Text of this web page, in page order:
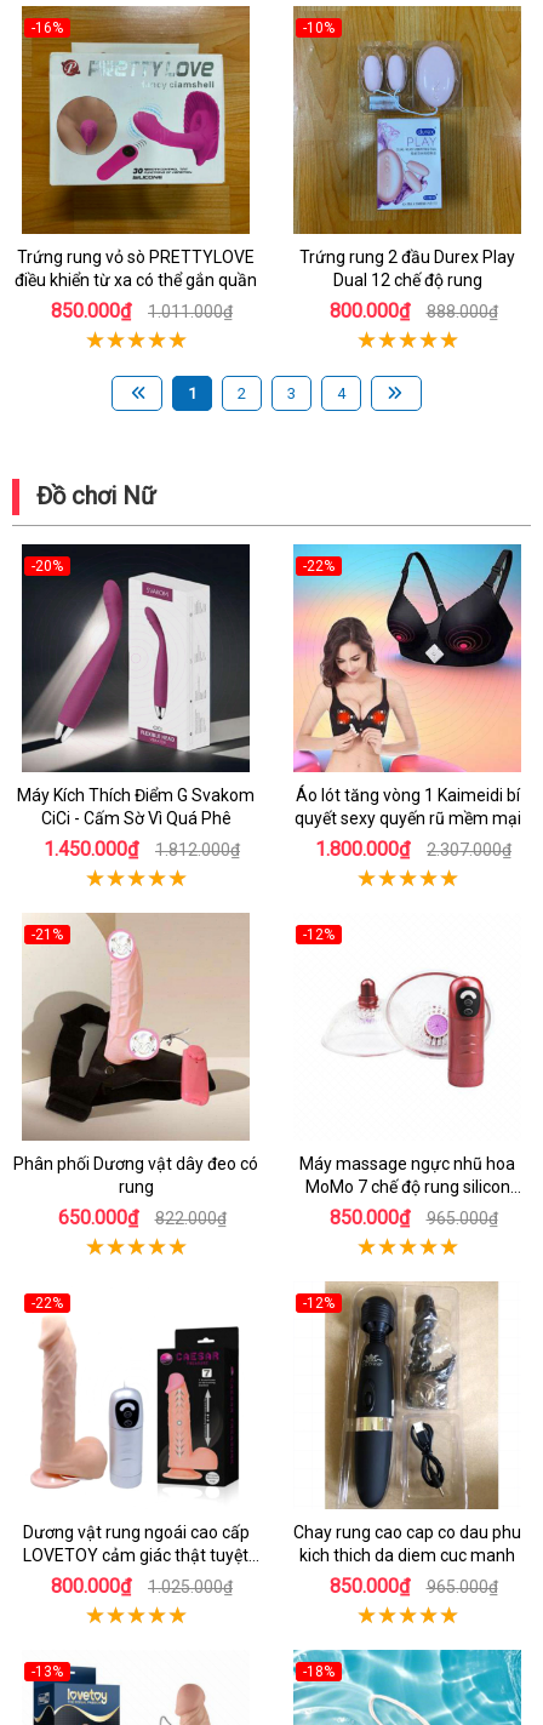
-16%
Trứng rung vỏ sò PRETTYLOVE
điều khiển từ xa có thể gắn quần
850.000₫ 1.011.000₫
-10%
Trứng rung 2 đầu Durex Play
Dual 12 chế độ rung
800.000₫ 888.000₫
1 2 3 4
Đồ chơi Nữ
-20%
Máy Kích Thích Điểm G Svakom
CiCi - Cấm Sờ Vì Quá Phê
1.450.000₫ 1.812.000₫
-22%
Áo lót tăng vòng 1 Kaimeidi bí
quyết sexy quyến rũ mềm mại
1.800.000₫ 2.307.000₫
-21%
Phân phối Dương vật dây đeo có
rung
650.000₫ 822.000₫
-12%
Máy massage ngực nhũ hoa
MoMo 7 chế độ rung silicon
mềm mại
850.000₫ 965.000₫
-22%
Dương vật rung ngoái cao cấp
LOVETOY cảm giác thật tuyệt
vời
800.000₫ 1.025.000₫
-12%
Chay rung cao cap co dau phu
kich thich da diem cuc manh
850.000₫ 965.000₫
-13% -18%